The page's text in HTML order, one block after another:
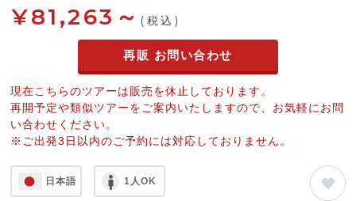
¥81,263～ (税込)
再販 お問い合わせ
現在こちらのツアーは販売を休止しております。
再開予定や類似ツアーをご案内いたしますので、お気軽にお問
い合わせください。
※ご出発3日以内のご予約には対応しておりません。
日本語 1人OK